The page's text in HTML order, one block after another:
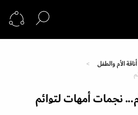
أناقة الأم والطفل
نجمات أمهات لتوائم